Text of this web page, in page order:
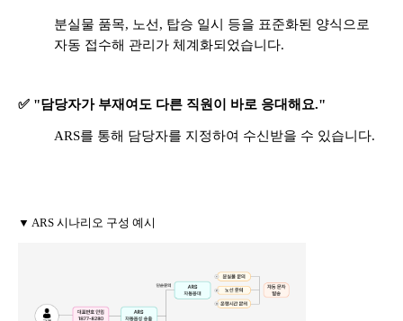
분실물 품목, 노선, 탑승 일시 등을 표준화된 양식으로
자동 접수해 관리가 체계화되었습니다.
✅ "담당자가 부재여도 다른 직원이 바로 응대해요."
ARS를 통해 담당자를 지정하여 수신받을 수 있습니다.
▼ ARS 시나리오 구성 예시